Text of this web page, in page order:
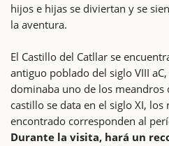
hijos e hijas se diviertan y se
la aventura.
El Castillo del Catllar se
antiguo poblado del siglo VIII
dominaba uno de los meandros
castillo se data en el siglo XI, los
encontrado corresponden al
Durante la visita, hará un